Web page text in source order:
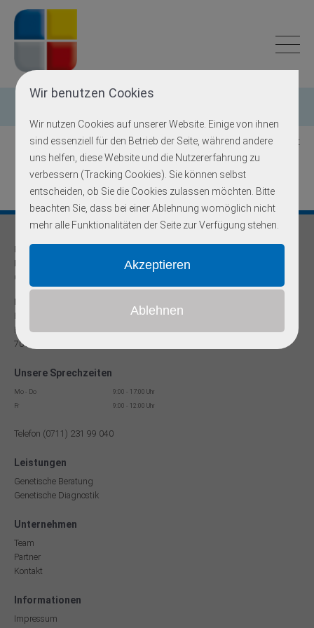
Wir benutzen Cookies
Wir nutzen Cookies auf unserer Website. Einige von ihnen
sind essenziell für den Betrieb der Seite, während andere
uns helfen, diese Website und die Nutzererfahrung zu
verbessern (Tracking Cookies). Sie können selbst
entscheiden, ob Sie die Cookies zulassen möchten. Bitte
beachten Sie, dass bei einer Ablehnung womöglich nicht
mehr alle Funktionalitäten der Seite zur Verfügung stehen.
Zurück zur Übersicht
Praxis für
Humangenetik und Prävention
Onkogenetische Schwerpunktpraxis
Dr. med Robert Hering
Facharzt für Humangenetik
Reinsburgstr. 13
70178 Stuttgart
Unsere Sprechzeiten
Mo - Do
9:00 - 17:00 Uhr
Fr
9:00 - 12:00 Uhr
Telefon (0711) 231 99 040
Leistungen
Genetische Beratung
Genetische Diagnostik
Unternehmen
Team
Partner
Kontakt
Informationen
Impressum